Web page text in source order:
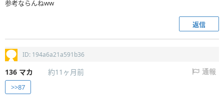
参考ならんねww
返信
ID: 194a6a21a591b36
136 マカ 約11ヶ月前 通報
>>87